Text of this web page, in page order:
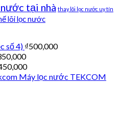
tại nhà thay lõi lọc nước uy tín
lõi lọc nước
số 4) ₫500,000
Máy lọc nước TEKCOM